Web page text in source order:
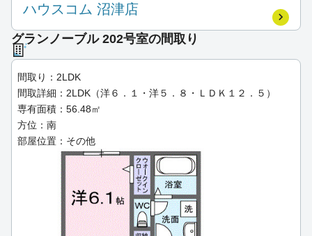
ハウスコム 沼津店
グランノーブル 202号室の間取り
間取り：2LDK
間取詳細：2LDK（洋６．１・洋５．８・ＬＤＫ１２．５）
専有面積：56.48㎡
方位：南
部屋位置：その他